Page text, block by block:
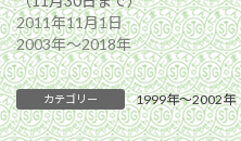
2011年11月1日
2003年〜2018年
カテゴリー 1999年〜2002年